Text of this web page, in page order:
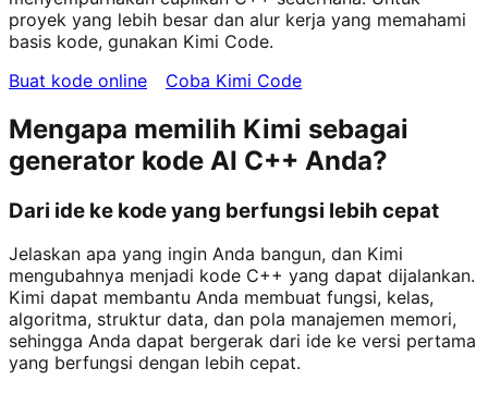
proyek yang lebih besar dan alur kerja yang memahami
basis kode, gunakan Kimi Code.
Buat kode online
Coba Kimi Code
Mengapa memilih Kimi sebagai
generator kode AI C++ Anda?
Dari ide ke kode yang berfungsi lebih cepat
Jelaskan apa yang ingin Anda bangun, dan Kimi
mengubahnya menjadi kode C++ yang dapat dijalankan.
Kimi dapat membantu Anda membuat fungsi, kelas,
algoritma, struktur data, dan pola manajemen memori,
sehingga Anda dapat bergerak dari ide ke versi pertama
yang berfungsi dengan lebih cepat.